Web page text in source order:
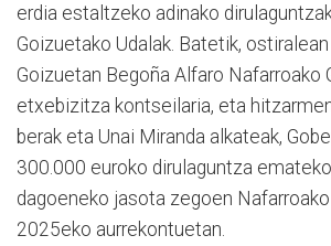
erdia estaltzeko adinako
Goizuetako Udalak. Batetik,
Goizuetan Begoña Alfaro Nafarroako
etxebizitza kontseilaria, eta
berak eta Unai Miranda alkateak,
300.000 euroko dirulaguntza
dagoeneko jasota zegoen
2025eko aurrekontuetan.